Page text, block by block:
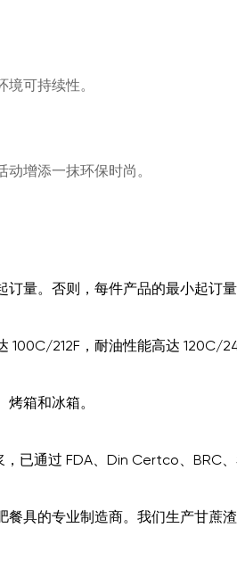
境可持续性。
增添一抹环保时尚。
量。否则，每件产品的最小起订量
100C/212F，耐油性能高达 120C/
烤箱和冰箱。
已通过 FDA、Din Certco、BRC、
具的专业制造商。我们生产甘蔗